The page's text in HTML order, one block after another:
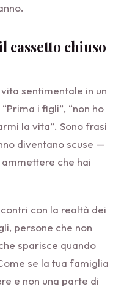
cassetto chiuso
sentimentale in un
i figli”, “non ho
la vita”. Sono frasi
diventano scuse —
che hai
con la realtà dei
persone che non
sparisce quando
se la tua famiglia
e non una parte di